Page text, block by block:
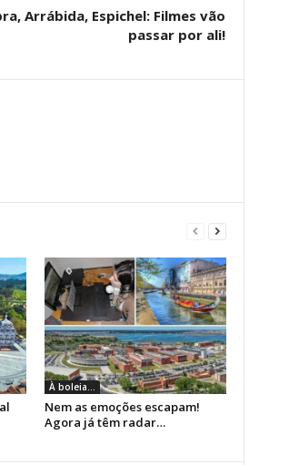
Arrábida, Espichel: Filmes vão
passar por ali!
À boleia...
Nem as emoções escapam!
Agora já têm radar…